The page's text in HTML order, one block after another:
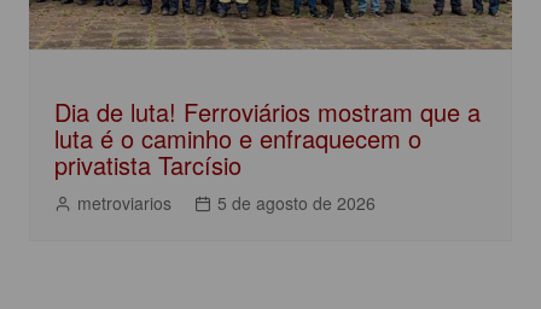
Dia de luta! Ferroviários mostram que a
luta é o caminho e enfraquecem o
privatista Tarcísio
metroviarios 5 de agosto de 2026